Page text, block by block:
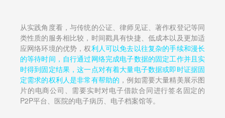
从实践角度看，与传统的公证、律师见证、著作权登记等同
类性质的服务相比较，时间戳具有快捷、低成本以及更加适
应网络环境的优势，权利人可以免去以往复杂的手续和漫长
的等待时间，自行通过网络完成电子数据的固定工作并且实
时得到固定结果，这一点对有着大量电子数据或即时证据固
定需求的权利人是非常有帮助的 ，例如需要大量精美展示图
片的电商公司、需要实时对电子借款合同进行签名固定的
P2P平台、医院的电子病历、电子档案馆等。